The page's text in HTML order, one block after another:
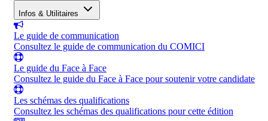
Infos & Utilitaires
Le guide de communication
Consultez le guide de communication du COMICI
Le guide du Face à Face
Consultez le guide du Face à Face pour soutenir votre candidate
Les schémas des qualifications
Consultez les schémas des qualifications pour cette édition